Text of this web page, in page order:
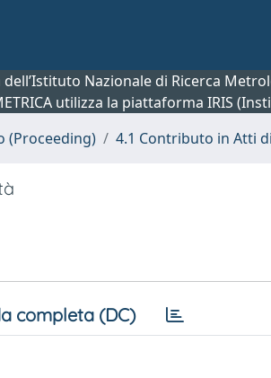
Nazionale di Ricerca
utilizza la piattaforma IRIS
(Proceeding) 4.1 Contributo in Atti
completa (DC)